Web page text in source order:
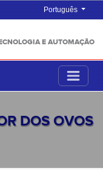
Português
E AUTOMAÇÃO
DOS OVOS